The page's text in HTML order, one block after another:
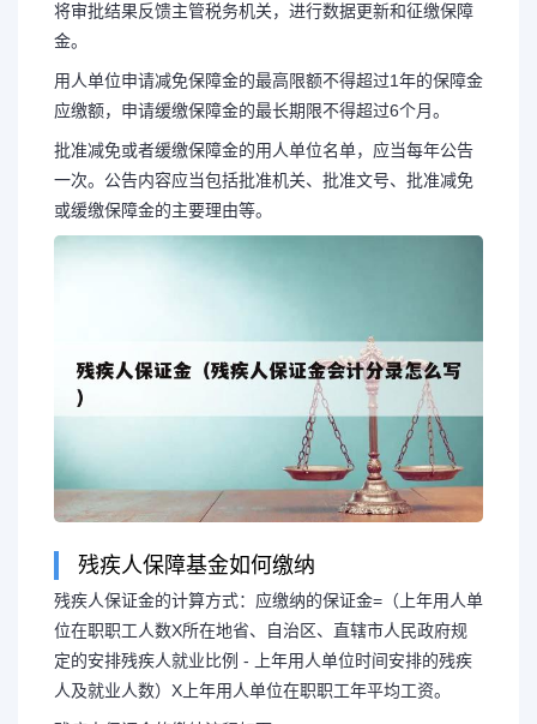
将审批结果反馈主管税务机关，进行数据更新和征缴保障
金。
用人单位申请减免保障金的最高限额不得超过1年的保障金
应缴额，申请缓缴保障金的最长期限不得超过6个月。
批准减免或者缓缴保障金的用人单位名单，应当每年公告
一次。公告内容应当包括批准机关、批准文号、批准减免
或缓缴保障金的主要理由等。
残疾人保障基金如何缴纳
残疾人保证金的计算方式：应缴纳的保证金=（上年用人单
位在职职工人数X所在地省、自治区、直辖市人民政府规
定的安排残疾人就业比例 - 上年用人单位时间安排的残疾
人及就业人数）X上年用人单位在职职工年平均工资。
长按图片识别二维